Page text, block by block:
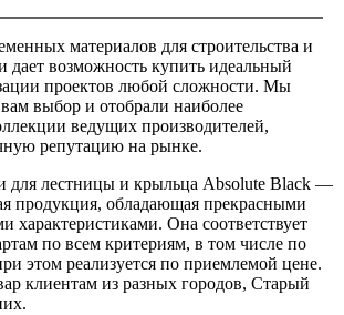
материалов для строительства и
дает возможность купить идеальный
проектов любой сложности. Мы
выбор и отобрали наиболее
ведущих производителей,
репутацию на рынке.
для лестницы и крыльца Absolute Black —
продукция, обладающая прекрасными
характеристиками. Она соответствует
по всем критериям, в том числе по
этом реализуется по приемлемой цене.
клиентам из разных городов, Старый